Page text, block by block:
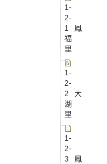
1-
2-
1 鳳
福
里
1-
2-
2 大
湖
里
1-
2-
3 鳳